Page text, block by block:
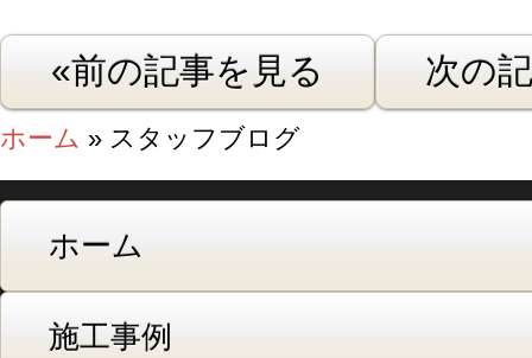
«前の記事を見る 次の
ホーム » スタッフブログ
ホーム
施工事例